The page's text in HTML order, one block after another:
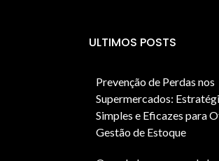
ULTIMOS POSTS
Prevenção de Perdas nos
Supermercados:
Simples e Eficazes para
Gestão de Estoque